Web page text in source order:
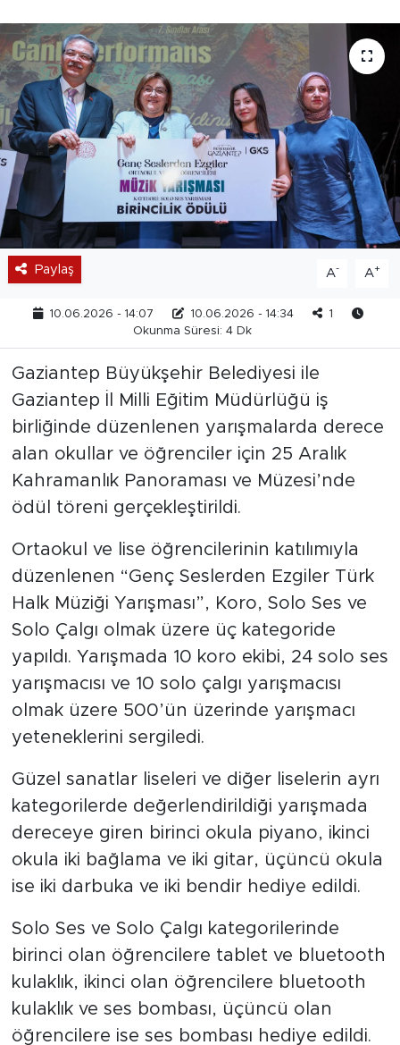
Paylaş A- A+
10.06.2026 - 14:07 10.06.2026 - 14:34
1
Okunma Süresi: 4 Dk
Gaziantep Büyükşehir Belediyesi ile
Gaziantep İl Milli Eğitim Müdürlüğü iş
birliğinde düzenlenen yarışmalarda derece
alan okullar ve öğrenciler için 25 Aralık
Kahramanlık Panoraması ve Müzesi’nde
ödül töreni gerçekleştirildi.
Ortaokul ve lise öğrencilerinin katılımıyla
düzenlenen “Genç Seslerden Ezgiler Türk
Halk Müziği Yarışması”, Koro, Solo Ses ve
Solo Çalgı olmak üzere üç kategoride
yapıldı. Yarışmada 10 koro ekibi, 24 solo ses
yarışmacısı ve 10 solo çalgı yarışmacısı
olmak üzere 500’ün üzerinde yarışmacı
yeteneklerini sergiledi.
Güzel sanatlar liseleri ve diğer liselerin ayrı
kategorilerde değerlendirildiği yarışmada
dereceye giren birinci okula piyano, ikinci
okula iki bağlama ve iki gitar, üçüncü okula
ise iki darbuka ve iki bendir hediye edildi.
Solo Ses ve Solo Çalgı kategorilerinde
birinci olan öğrencilere tablet ve bluetooth
kulaklık, ikinci olan öğrencilere bluetooth
kulaklık ve ses bombası, üçüncü olan
öğrencilere ise ses bombası hediye edildi.